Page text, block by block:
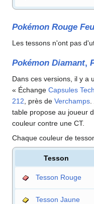
Pokémon Rouge Feu
Les tessons n'ont pas
Pokémon Diamant,
Dans ces versions, il y a
« Échange Capsules
212 , près de Verchamps
table propose au joueur
couleur contre une CT.
Chaque couleur de
Tesson
Tesson Rouge
Tesson Jaune